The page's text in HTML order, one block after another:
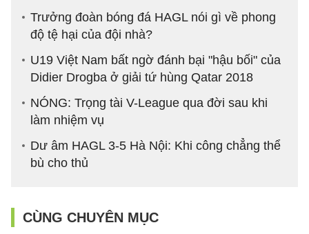
Trưởng đoàn bóng đá HAGL nói gì về phong
độ tệ hại của đội nhà?
U19 Việt Nam bất ngờ đánh bại "hậu bối" của
Didier Drogba ở giải tứ hùng Qatar 2018
NÓNG: Trọng tài V-League qua đời sau khi
làm nhiệm vụ
Dư âm HAGL 3-5 Hà Nội: Khi công chẳng thể
bù cho thủ
CÙNG CHUYÊN MỤC